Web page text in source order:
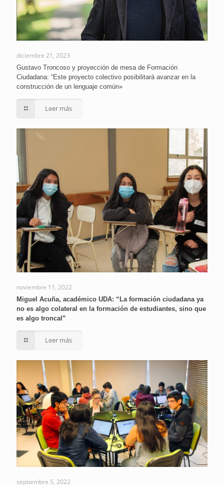
diciembre 21, 2023
Gustavo Troncoso y proyección de mesa de Formación
Ciudadana: “Este proyecto colectivo posibilitará avanzar en la
construcción de un lenguaje común»
Leer más
noviembre 11, 2022
Miguel Acuña, académico UDA: “La formación ciudadana ya
no es algo colateral en la formación de estudiantes, sino que
es algo troncal”
Leer más
septiembre 5, 2022